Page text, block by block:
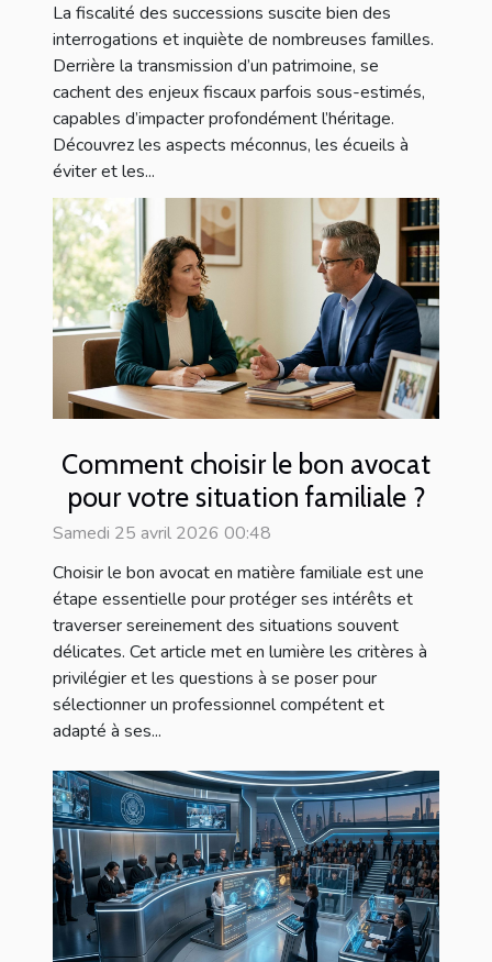
La fiscalité des successions suscite bien des
interrogations et inquiète de nombreuses familles.
Derrière la transmission d’un patrimoine, se
cachent des enjeux fiscaux parfois sous-estimés,
capables d’impacter profondément l’héritage.
Découvrez les aspects méconnus, les écueils à
éviter et les...
Comment choisir le bon avocat
pour votre situation familiale ?
Samedi 25 avril 2026 00:48
Choisir le bon avocat en matière familiale est une
étape essentielle pour protéger ses intérêts et
traverser sereinement des situations souvent
délicates. Cet article met en lumière les critères à
privilégier et les questions à se poser pour
sélectionner un professionnel compétent et
adapté à ses...